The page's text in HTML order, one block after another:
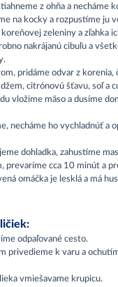
z ohňa a necháme
na kocky a rozpustíme ju
zeleniny a zľahka
nakrájanú cibuľu a
pridáme odvar z korenia,
citrónovú šťavu, soľ a
vložíme mäso a dusíme
necháme ho vychladnúť a
dohladka, zahustíme
prevaríme cca 10 minút a
omáčka je lesklá a má
odpaľované cesto.
privedieme k varu a
vmiešavame krupicu.